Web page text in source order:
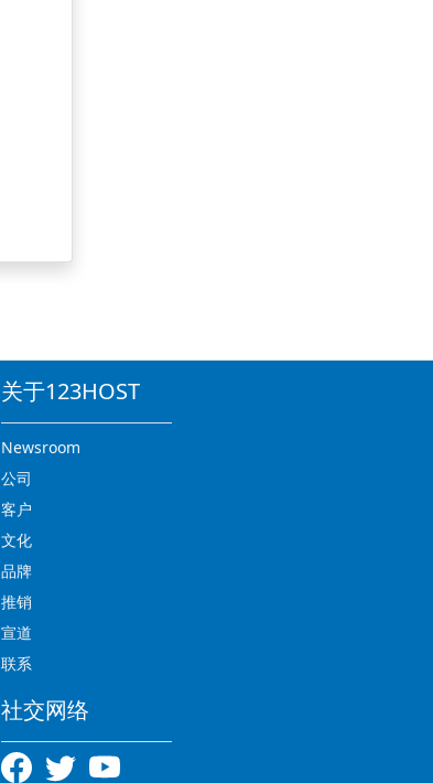
关于123HOST
Newsroom
公司
客户
文化
品牌
推销
宣道
联系
社交网络